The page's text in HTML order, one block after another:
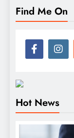
Find Me On
Hot News